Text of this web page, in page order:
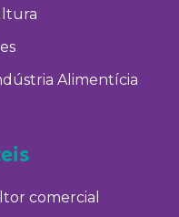
Alimentícia
comercial